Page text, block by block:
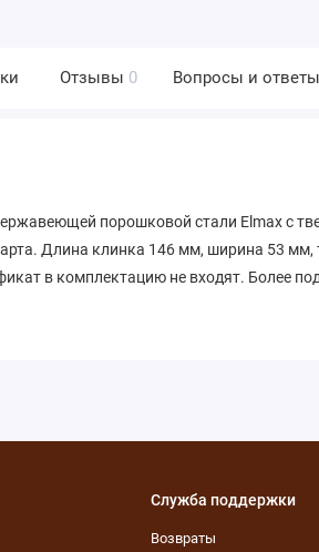
Отзывы 0 Вопросы и ответы
порошковой стали Elmax с
Длина клинка 146 мм, ширина 53
в комплектацию не входят. Более
Служба поддержки
Возвраты